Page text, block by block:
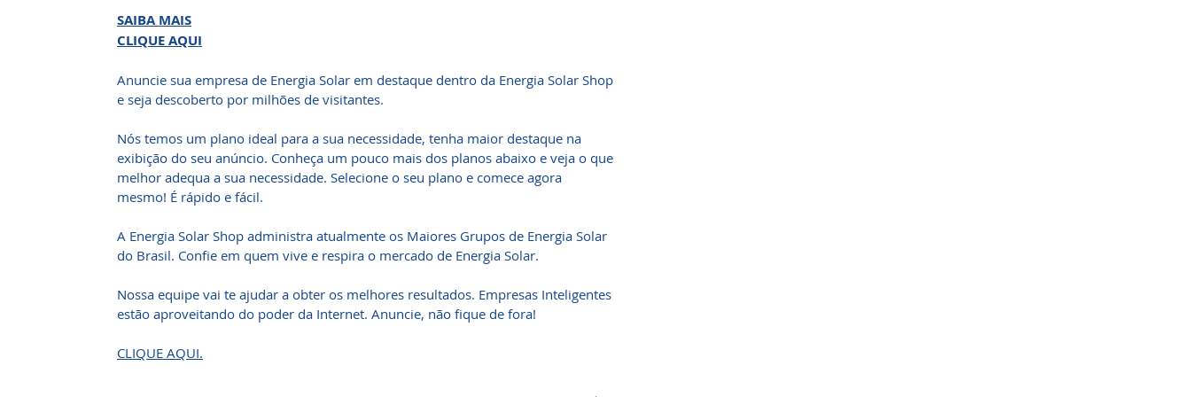
SAIBA MAIS
CLIQUE AQUI
Anuncie sua empresa de Energia Solar em destaque dentro da Energia Solar Shop
e seja descoberto por milhões de visitantes.
Nós temos um plano ideal para a sua necessidade, tenha maior destaque na
exibição do seu anúncio. Conheça um pouco mais dos planos abaixo e veja o que
melhor adequa a sua necessidade. Selecione o seu plano e comece agora
mesmo! É rápido e fácil.
A Energia Solar Shop administra atualmente os Maiores Grupos de Energia Solar
do Brasil. Confie em quem vive e respira o mercado de Energia Solar.
Nossa equipe vai te ajudar a obter os melhores resultados. Empresas Inteligentes
estão aproveitando do poder da Internet. Anuncie, não fique de fora!
CLIQUE AQUI.
.